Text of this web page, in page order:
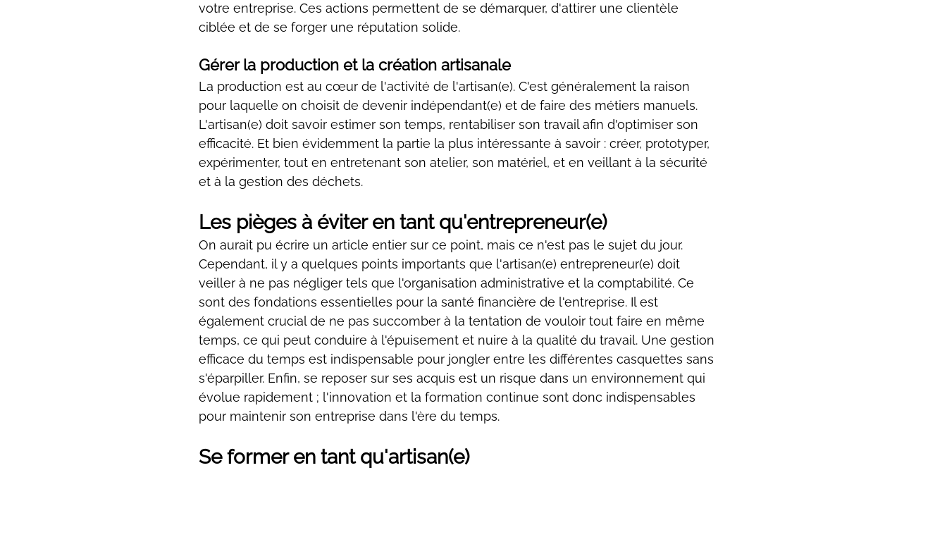
votre entreprise. Ces actions permettent de se démarquer, d'attirer une clientèle
ciblée et de se forger une réputation solide.
Gérer la production et la création artisanale
La production est au cœur de l'activité de l'artisan(e). C'est généralement la raison
pour laquelle on choisit de devenir indépendant(e) et de faire des métiers manuels.
L'artisan(e) doit savoir estimer son temps, rentabiliser son travail afin d'optimiser son
efficacité. Et bien évidemment la partie la plus intéressante à savoir : créer, prototyper,
expérimenter, tout en entretenant son atelier, son matériel, et en veillant à la sécurité
et à la gestion des déchets.
Les pièges à éviter en tant qu'entrepreneur(e)
On aurait pu écrire un article entier sur ce point, mais ce n'est pas le sujet du jour.
Cependant, il y a quelques points importants que l'artisan(e) entrepreneur(e) doit
veiller à ne pas négliger tels que l'organisation administrative et la comptabilité. Ce
sont des fondations essentielles pour la santé financière de l'entreprise. Il est
également crucial de ne pas succomber à la tentation de vouloir tout faire en même
temps, ce qui peut conduire à l'épuisement et nuire à la qualité du travail. Une gestion
efficace du temps est indispensable pour jongler entre les différentes casquettes sans
s'éparpiller. Enfin, se reposer sur ses acquis est un risque dans un environnement qui
évolue rapidement ; l'innovation et la formation continue sont donc indispensables
pour maintenir son entreprise dans l'ère du temps.
Se former en tant qu'artisan(e)